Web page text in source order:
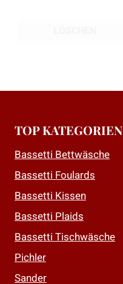
TOP KATEGORIEN
Bassetti Bettwäsche
Bassetti Foulards
Bassetti Kissen
Bassetti Plaids
Bassetti Tischwäsche
Pichler
Sander